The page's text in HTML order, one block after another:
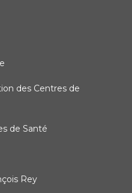
des Centres de
de Santé
Rey